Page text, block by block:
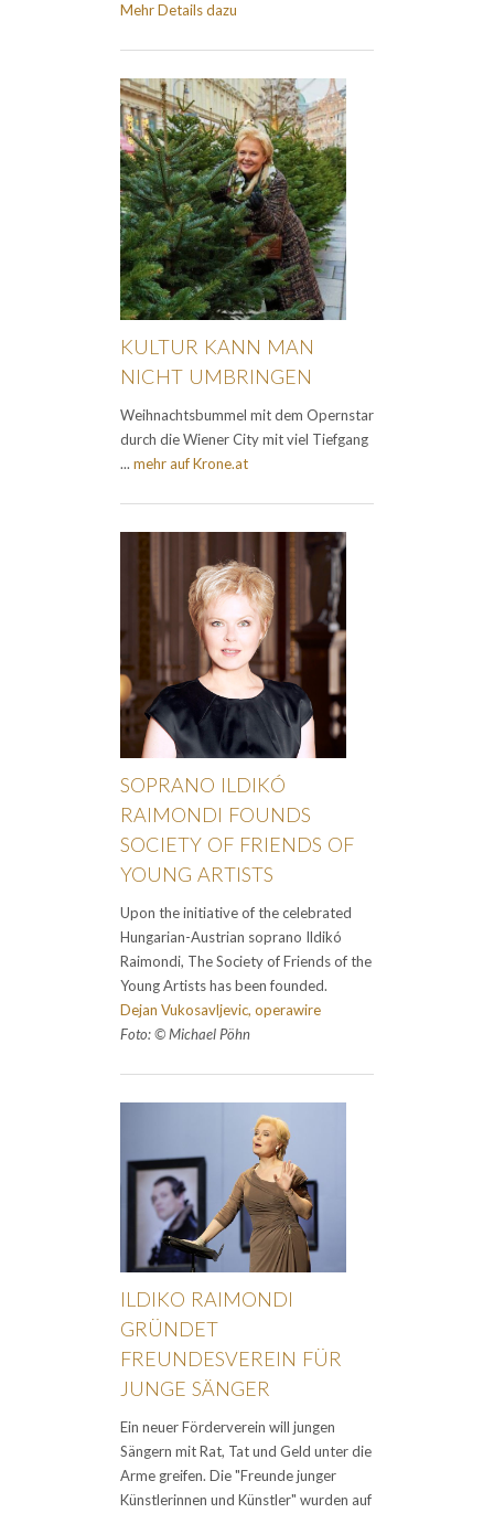
Mehr Details dazu
KULTUR KANN MAN
NICHT UMBRINGEN
Weihnachtsbummel mit dem Opernstar
durch die Wiener City mit viel Tiefgang
... mehr auf Krone.at
SOPRANO ILDIKÓ
RAIMONDI FOUNDS
SOCIETY OF FRIENDS OF
YOUNG ARTISTS
Upon the initiative of the celebrated
Hungarian-Austrian soprano Ildikó
Raimondi, The Society of Friends of the
Young Artists has been founded.
Dejan Vukosavljevic, operawire
Foto: © Michael Pöhn
ILDIKO RAIMONDI
GRÜNDET
FREUNDESVEREIN FÜR
JUNGE SÄNGER
Ein neuer Förderverein will jungen
Sängern mit Rat, Tat und Geld unter die
Arme greifen. Die "Freunde junger
Künstlerinnen und Künstler" wurden auf